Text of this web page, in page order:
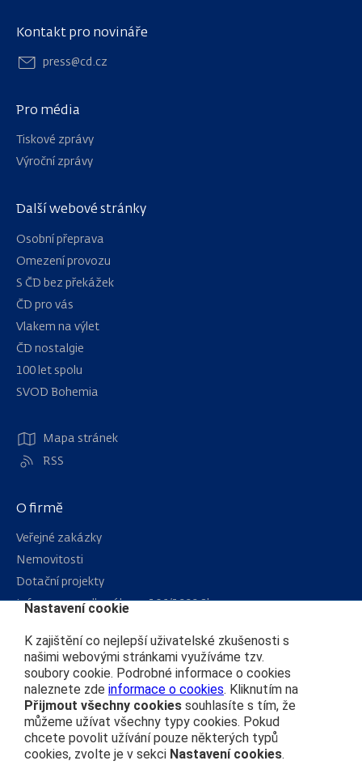
Kontakt pro novináře
press@cd.cz
Další webové stránky
Osobní přeprava
Omezení provozu
S ČD bez překážek
ČD pro vás
Vlakem na výlet
ČD nostalgie
100 let spolu
SVOD Bohemia
Mapa stránek
RSS
Čím se řídíme
Ochrana osobních údajů
Prohlášení o přístupnosti
Zásady používání cookies
O firmě
Veřejné zakázky
Nemovitosti
Dotační projekty
Informace podle zákona 106/1999 Sb.
Pro média
Tiskové zprávy
Výroční zprávy
Nastavení cookie
K zajištění co nejlepší uživatelské zkušenosti s
našimi webovými stránkami využíváme tzv.
soubory cookie. Podrobné informace o cookies
naleznete zde informace o cookies. Kliknutím na
Přijmout všechny cookies souhlasíte s tím, že
můžeme užívat všechny typy cookies. Pokud
chcete povolit užívání pouze některých typů
cookies, zvolte je v sekci Nastavení cookies.